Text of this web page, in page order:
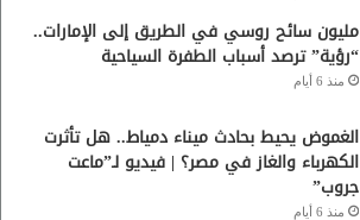
مليون سائح روسي في الطريق إلى الإمارات..
“رؤية” ترصد أسباب الطفرة السياحية
منذ 6 أيام
الغموض يحيط بحادث ميناء دمياط.. هل تأثرت
الكهرباء والغاز في مصر؟ | فيديو لـ”ماعت
جروب”
منذ 6 أيام